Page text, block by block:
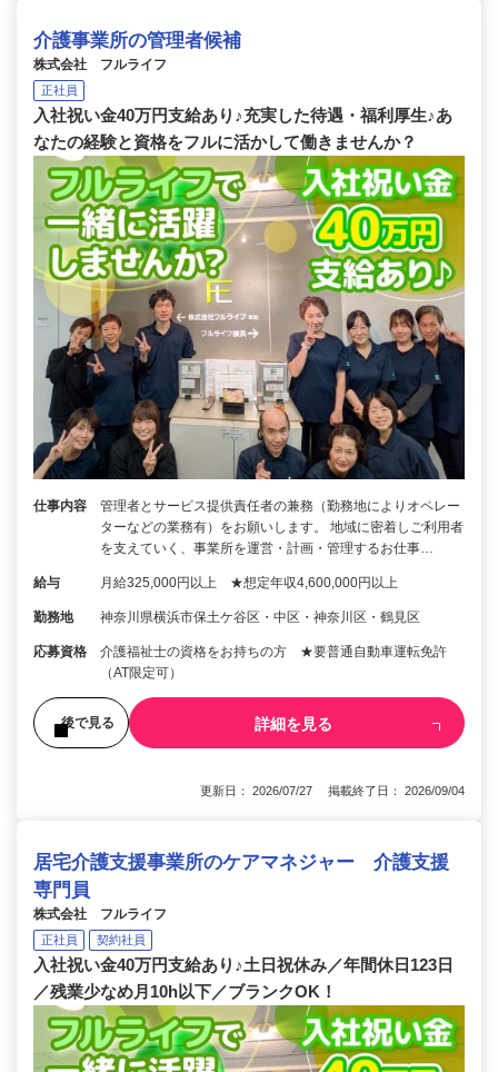
介護事業所の管理者候補
株式会社 フルライフ
正社員
入社祝い金40万円支給あり♪充実した待遇・福利厚生♪あ
なたの経験と資格をフルに活かして働きませんか？
仕事内容
管理者とサービス提供責任者の兼務（勤務地によりオペレー
ターなどの業務有）をお願いします。 地域に密着しご利用者
を支えていく、事業所を運営・計画・管理するお仕事…
給与 月給325,000円以上 ★想定年収4,600,000円以上
勤務地 神奈川県横浜市保土ケ谷区・中区・神奈川区・鶴見区
応募資格
介護福祉士の資格をお持ちの方 ★要普通自動車運転免許
（AT限定可）
後で見る 詳細を見る
更新日： 2026/07/27 掲載終了日： 2026/09/04
居宅介護支援事業所のケアマネジャー 介護支援
専門員
株式会社 フルライフ
正社員 契約社員
入社祝い金40万円支給あり♪土日祝休み／年間休日123日
／残業少なめ月10h以下／ブランクOK！